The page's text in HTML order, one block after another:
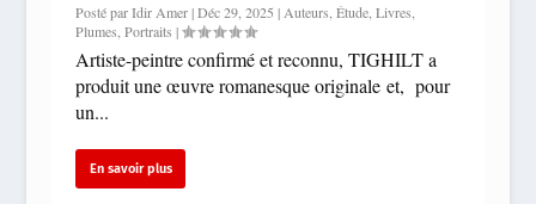
Posté parIdir Amer|Déc 29, 2025 |Auteurs,Étude,Livres,
Plumes,Portraits |
Artiste-peintre confirmé et reconnu, TIGHILT a
produit une œuvre romanesque originale et, pour
un...
En savoir plus